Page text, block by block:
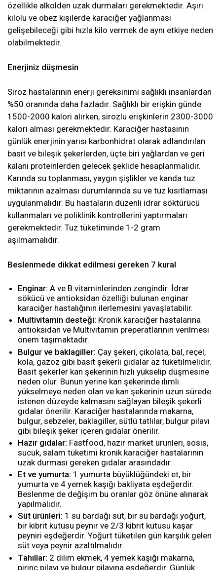
özellikle alkolden uzak durmaları gerekmektedir. Aşırı
kilolu ve obez kişilerde karaciğer yağlanması
gelişebileceği gibi hızla kilo vermek de aynı etkiye neden
olabilmektedir.
Enerjiniz düşmesin
Siroz hastalarının enerji gereksinimi sağlıklı insanlardan
%50 oranında daha fazladır. Sağlıklı bir erişkin günde
1500-2000 kalori alırken, sirozlu erişkinlerin 2300-3000
kalori alması gerekmektedir. Karaciğer hastasının
günlük enerjinin yarısı karbonhidrat olarak adlandırılan
basit ve bileşik şekerlerden, üçte biri yağlardan ve geri
kalanı proteinlerden gelecek şeklide hesaplanmalıdır.
Karında su toplanması, yaygın şişlikler ve kanda tuz
miktarının azalması durumlarında su ve tuz kısıtlaması
uygulanmalıdır. Bu hastaların düzenli idrar söktürücü
kullanmaları ve poliklinik kontrollerini yaptırmaları
gerekmektedir. Tuz tüketiminde 1-2 gram
aşılmamalıdır.
Beslenmede dikkat edilmesi gereken 7 kural
Enginar: A ve B vitaminlerinden zengindir. İdrar
sökücü ve antioksidan özelliği bulunan enginar
karaciğer hastalığının ilerlemesini yavaşlatabilir.
Multivitamin desteği: Kronik karaciğer hastalarına
antioksidan ve Multivitamin preperatlarının verilmesi
önem taşımaktadır.
Bulgur ve baklagiller: Çay şekeri, çikolata, bal, reçel,
kola, gazoz gibi basit şekerli gıdalar az tüketilmelidir.
Basit şekerler kan şekerinin hızlı yükselip düşmesine
neden olur. Bunun yerine kan şekerinde ılımlı
yükselmeye neden olan ve kan şekerinin uzun sürede
istenen düzeyde kalmasını sağlayan bileşik şekerli
gıdalar önerilir. Karaciğer hastalarında makarna,
bulgur, sebzeler, baklagiller, sütlü tatlılar, bulgur pilavı
gibi bileşik şeker içeren gıdalar önerilir.
Hazır gıdalar: Fastfood, hazır market ürünleri, sosis,
sucuk, salam tüketimi kronik karaciğer hastalarının
uzak durması gereken gıdalar arasındadır.
Et ve yumurta: 1 yumurta büyüklüğündeki et, bir
yumurta ve 4 yemek kaşığı bakliyata eşdeğerdir.
Beslenme de değişim bu oranlar göz önüne alınarak
yapılmalıdır.
Süt ürünleri: 1 su bardağı süt, bir su bardağı yoğurt,
bir kibrit kutusu peynir ve 2/3 kibrit kutusu kaşar
peyniri eşdeğerdir. Yoğurt tüketilen gün karşılık gelen
süt veya peynir azaltılmalıdır.
Tahıllar: 2 dilim ekmek, 4 yemek kaşığı makarna,
pirinç pilavı ve bulgur pilavına eşdeğerdir. Günlük